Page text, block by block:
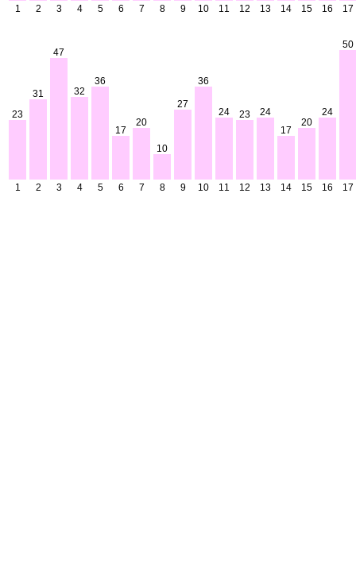
1 2 3 4 5 6 7 8 9 10 11 12 13 14 15 16 17
23
1
31
2
47
3
32
4
36
5
17
6
20
7
10
8
27
9
36
10
24
11
23
12
24
13
17
14
20
15
24
16
50
17